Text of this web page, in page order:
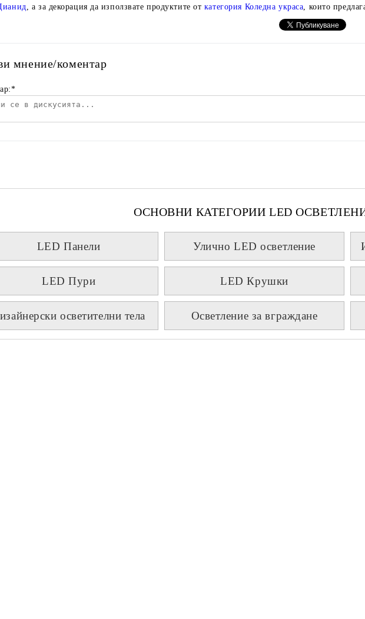
, а за декорация да използвате продуктите от категория Коледна украса, които
мнение/коментар
*
ОСНОВНИ КАТЕГОРИИ LED
LED Панели Улично LED осветление
LED Пури LED Крушки
осветителни тела Осветление за вграждане